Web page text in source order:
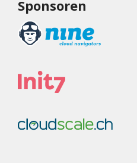
Sponsoren